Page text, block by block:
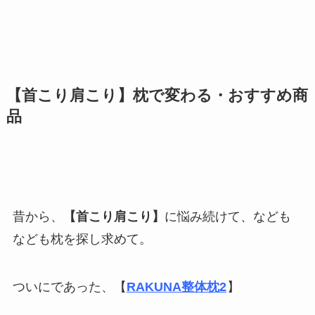
【首こり肩こり】枕で変わる・おすすめ商
品
昔から、 【首こり肩こり】 に悩み続けて、なども
なども枕を探し求めて。
ついにであった、【 RAKUNA整体枕2 】